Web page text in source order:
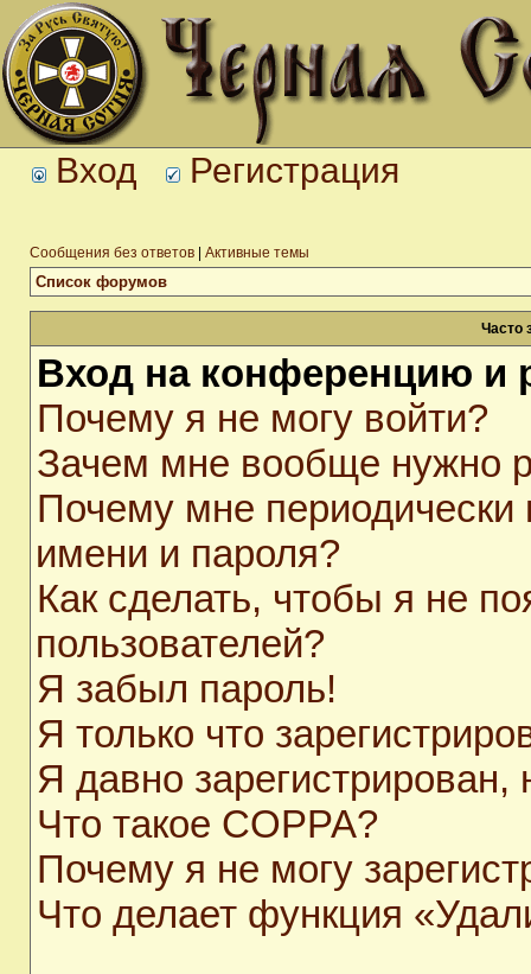
Вход Регистрация
Сообщения без ответов Активные темы
Список форумов
Часто
Вход на конференцию и
Почему я не могу войти?
Зачем мне вообще нужно
Почему мне периодически
имени и пароля?
Как сделать, чтобы я не
пользователей?
Я забыл пароль!
Я только что
Я давно
Что такое COPPA?
Почему я не могу
Что делает функция